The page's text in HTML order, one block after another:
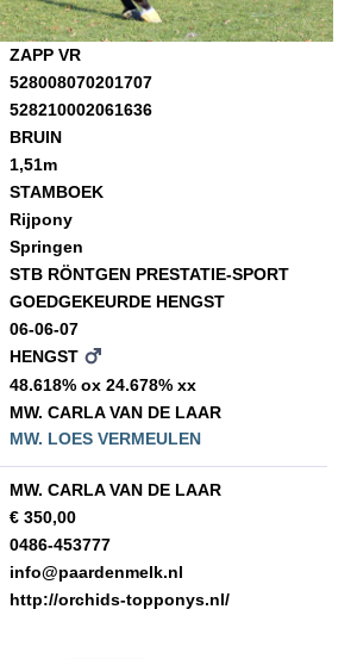
paspoort
Regulation
Praktijken
vragen
Sale
ZAPP VR
528008070201707
528210002061636
BRUIN
1,51m
STAMBOEK
Rijpony
Springen
STB RÖNTGEN PRESTATIE-SPORT
GOEDGEKEURDE HENGST
06-06-07
HENGST
48.618% ox 24.678% xx
MW. CARLA VAN DE LAAR
MW. LOES VERMEULEN
MW. CARLA VAN DE LAAR
€ 350,00
0486-453777
info@paardenmelk.nl
http://orchids-topponys.nl/